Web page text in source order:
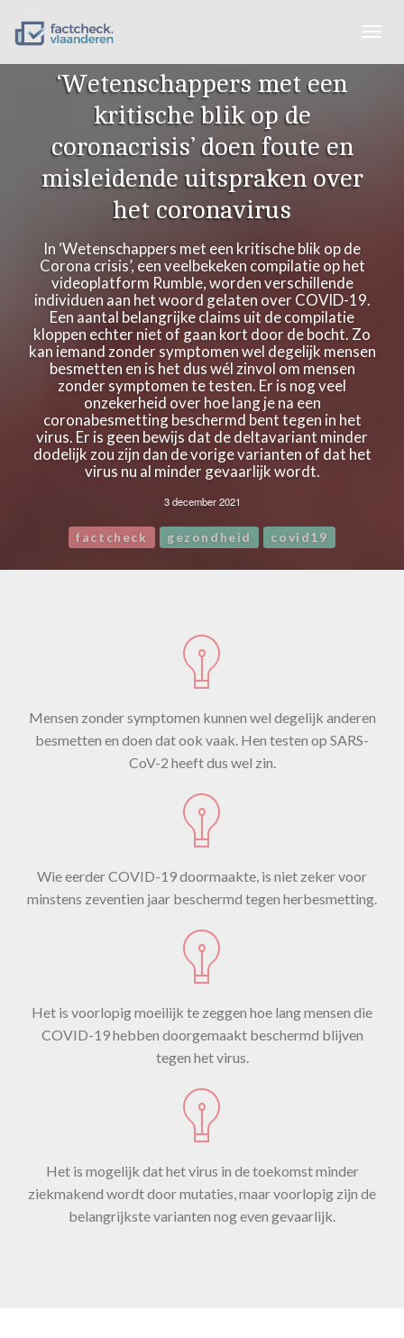
‘Wetenschappers met een
kritische blik op de
coronacrisis’ doen foute en
misleidende uitspraken over
het coronavirus
In ‘Wetenschappers met een kritische blik op de
Corona crisis’, een veelbekeken compilatie op het
videoplatform Rumble, worden verschillende
individuen aan het woord gelaten over COVID-19.
Een aantal belangrijke claims uit de compilatie
kloppen echter niet of gaan kort door de bocht. Zo
kan iemand zonder symptomen wel degelijk mensen
besmetten en is het dus wél zinvol om mensen
zonder symptomen te testen. Er is nog veel
onzekerheid over hoe lang je na een
coronabesmetting beschermd bent tegen in het
virus. Er is geen bewijs dat de deltavariant minder
dodelijk zou zijn dan de vorige varianten of dat het
virus nu al minder gevaarlijk wordt.
3 december 2021
factcheck gezondheid covid19
Mensen zonder symptomen kunnen wel degelijk anderen
besmetten en doen dat ook vaak. Hen testen op SARS-
CoV-2 heeft dus wel zin.
Wie eerder COVID-19 doormaakte, is niet zeker voor
minstens zeventien jaar beschermd tegen herbesmetting.
Het is voorlopig moeilijk te zeggen hoe lang mensen die
COVID-19 hebben doorgemaakt beschermd blijven
tegen het virus.
Het is mogelijk dat het virus in de toekomst minder
ziekmakend wordt door mutaties, maar voorlopig zijn de
belangrijkste varianten nog even gevaarlijk.